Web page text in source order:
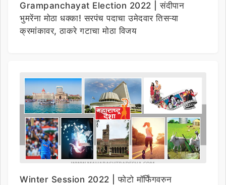
Grampanchayat Election 2022 | संदीपान
भुमरेंना मोठा धक्का! सरपंच पदाचा उमेदवार तिसऱ्या
क्रमांकावर, ठाकरे गटाचा मोठा विजय
Winter Session 2022 | फोटो मॉर्फिंगवरुन